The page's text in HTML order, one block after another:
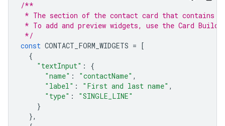
/**
* The section of the contact card that contains
* To add and preview widgets, use the Card
*/
const CONTACT_FORM_WIDGETS = [
{
"textInput" :
{
"name" : "contactName" ,
"label" : "First and last name" ,
"type" :
"SINGLE_LINE"
}
},